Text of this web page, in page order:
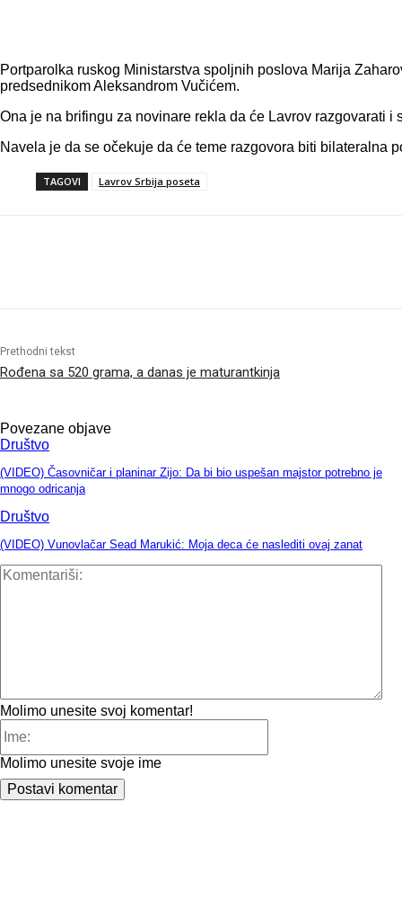
Portparolka ruskog Ministarstva spoljnih poslova Marija
predsednikom Aleksandrom Vučićem.
Ona je na brifingu za novinare rekla da će Lavrov razgovarati
Navela je da se očekuje da će teme razgovora biti bilateralna
TAGOVI Lavrov Srbija poseta
Prethodni tekst
Rođena sa 520 grama, a danas je maturantkinja
Povezane objave
Društvo
(VIDEO) Časovničar i planinar Zijo: Da bi bio uspešan majstor potrebno je
mnogo odricanja
Društvo
(VIDEO) Vunovlačar Sead Marukić: Moja deca će naslediti ovaj zanat
Molimo unesite svoj komentar!
Molimo unesite svoje ime